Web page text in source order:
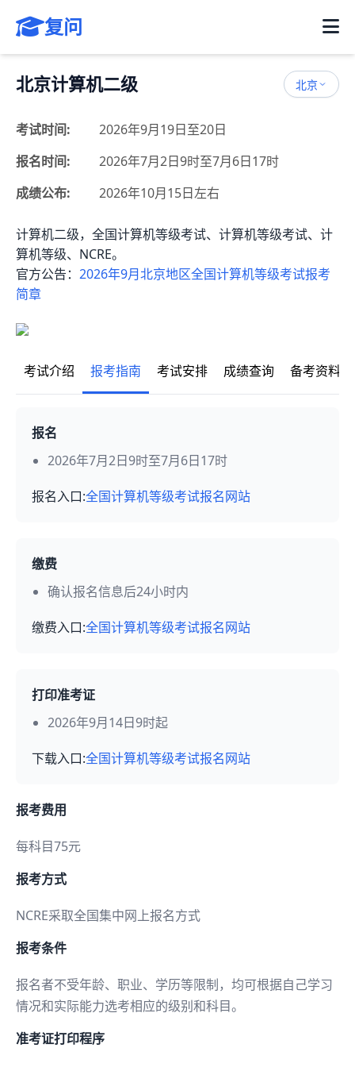
复问
北京计算机二级 北京
考试时间:
2026年9月19日至20日
报名时间:
2026年7月2日9时至7月6日17时
成绩公布:
2026年10月15日左右
计算机二级，全国计算机等级考试、计算机等级考试、计
算机等级、NCRE。
官方公告： 2026年9月北京地区全国计算机等级考试报考
简章
考试介绍 报考指南 考试安排 成绩查询 备考资料
报名
2026年7月2日9时至7月6日17时
报名入口:全国计算机等级考试报名网站
缴费
确认报名信息后24小时内
缴费入口:全国计算机等级考试报名网站
打印准考证
2026年9月14日9时起
下载入口:全国计算机等级考试报名网站
报考费用
每科目75元
报考方式
NCRE采取全国集中网上报名方式
报考条件
报名者不受年龄、职业、学历等限制，均可根据自己学习
情况和实际能力选考相应的级别和科目。
准考证打印程序